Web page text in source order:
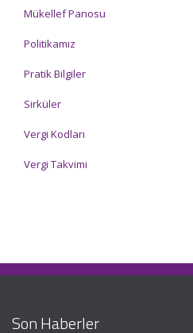
Mükellef Panosu
Politikamız
Pratik Bilgiler
Sirküler
Vergi Kodları
Vergi Takvimi
Son Haberler